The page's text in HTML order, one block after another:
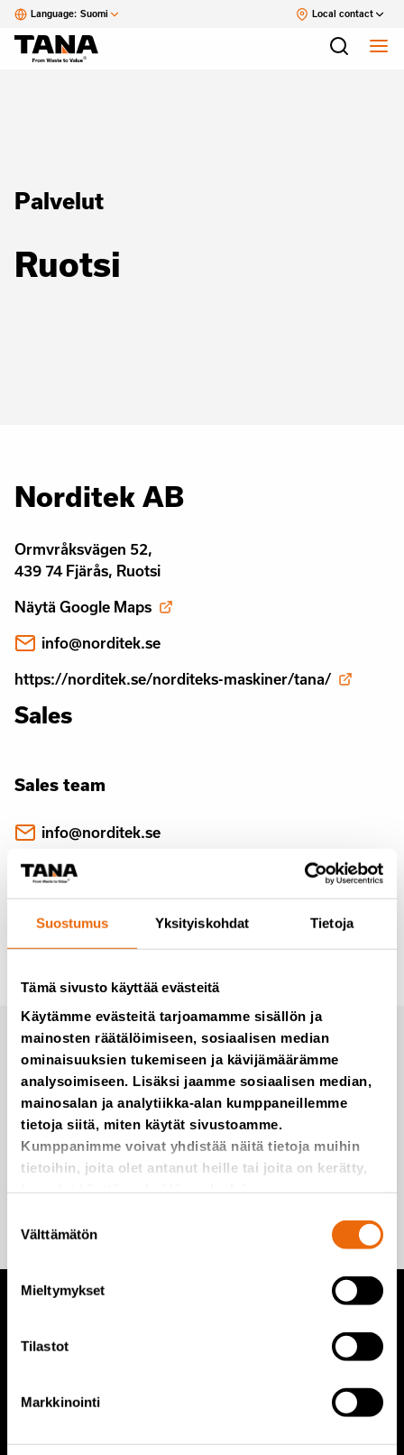
Suostumus Yksityiskohdat Tietoja
Tämä sivusto käyttää evästeitä
Käytämme evästeitä tarjoamamme sisällön ja
mainosten räätälöimiseen, sosiaalisen median
ominaisuuksien tukemiseen ja kävijämäärämme
analysoimiseen. Lisäksi jaamme sosiaalisen median,
mainosalan ja analytiikka-alan kumppaneillemme
tietoja siitä, miten käytät sivustoamme.
Kumppanimme voivat yhdistää näitä tietoja muihin
tietoihin, joita olet antanut heille tai joita on kerätty,
valinta
Välttämätön
Mieltymykset
Tilastot
Markkinointi
Language: Suomi Local contact
Palvelut
Ruotsi
Norditek AB
Ormvråksvägen 52,
439 74 Fjärås, Ruotsi
Näytä Google Maps
info@norditek.se
https://norditek.se/norditeks-maskiner/tana/
Sales
Sales team
info@norditek.se
Tilaa uutiset Tanalta
Emme roskaa, edes postitse.
TANA repijät
TANA kiekkoseula